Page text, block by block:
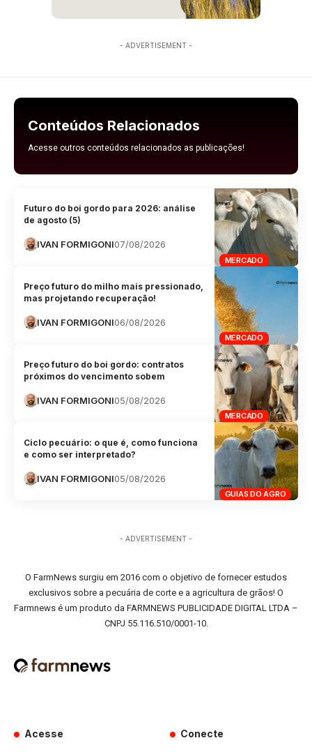
- ADVERTISEMENT -
Conteúdos Relacionados
Acesse outros conteúdos relacionados as publicações!
MERCADO
Futuro do boi gordo para 2026: análise
de agosto (5)
IVAN FORMIGONI07/08/2026
MERCADO
Preço futuro do milho mais pressionado,
mas projetando recuperação!
IVAN FORMIGONI06/08/2026
MERCADO
Preço futuro do boi gordo: contratos
próximos do vencimento sobem
IVAN FORMIGONI05/08/2026
GUIAS DO AGRO
Ciclo pecuário: o que é, como funciona
e como ser interpretado?
IVAN FORMIGONI05/08/2026
- ADVERTISEMENT -
O FarmNews surgiu em 2016 com o objetivo de fornecer estudos
exclusivos sobre a pecuária de corte e a agricultura de grãos! O
Farmnews é um produto da FARMNEWS PUBLICIDADE DIGITAL LTDA –
CNPJ 55.116.510/0001-10.
Acesse Conecte